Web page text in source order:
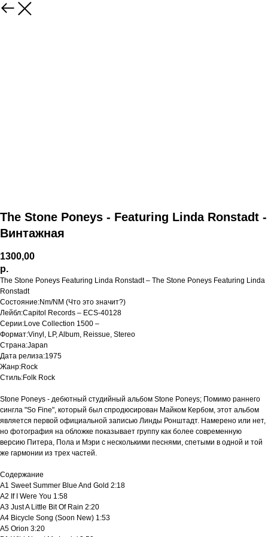
The Stone Poneys - Featuring Linda Ronstadt -
Винтажная
1300,00
р.
The Stone Poneys Featuring Linda Ronstadt ‎– The Stone Poneys Featuring Linda
Ronstadt
Состояние:Nm/NM (Что это значит?)
Лейбл:Capitol Records ‎– ECS-40128
Серии:Love Collection 1500 –
Формат:Vinyl, LP, Album, Reissue, Stereo
Страна:Japan
Дата релиза:1975
Жанр:Rock
Стиль:Folk Rock
Stone Poneys - дебютный студийный альбом Stone Poneys; Помимо раннего
сингла "So Fine", который был спродюсирован Майком Кербом, этот альбом
является первой официальной записью Линды Ронштадт. Намерено или нет,
но фотография на обложке показывает группу как более современную
версию Питера, Пола и Мэри с несколькими песнями, спетыми в одной и той
же гармонии из трех частей.
Содержание
A1 Sweet Summer Blue And Gold 2:18
A2 If I Were You 1:58
A3 Just A Little Bit Of Rain 2:20
A4 Bicycle Song (Soon New) 1:53
A5 Orion 3:20